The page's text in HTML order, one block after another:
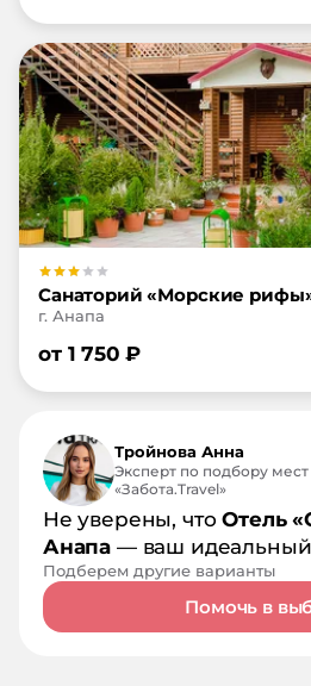
Санаторий «Морские
г. Анапа
от 1 750 ₽
Тройнова Анна
Эксперт по подбору мест
«Забота.Travel»
Не уверены, чтоОтель
Анапа — ваш идеальный
Подберем другие варианты
Помочь в